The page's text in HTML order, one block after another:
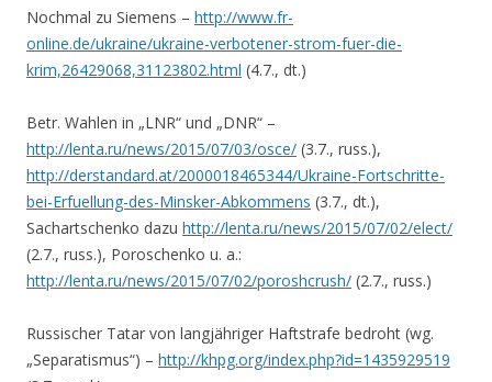
Nochmal zu Siemens – http://www.fr-
online.de/ukraine/ukraine-verbotener-strom-fuer-die-
krim,26429068,31123802.html (4.7., dt.)
Betr. Wahlen in „LNR“ und „DNR“ –
http://lenta.ru/news/2015/07/03/osce/ (3.7., russ.),
http://derstandard.at/2000018465344/Ukraine-Fortschritte-
bei-Erfuellung-des-Minsker-Abkommens (3.7., dt.),
Sachartschenko dazu http://lenta.ru/news/2015/07/02/elect/
(2.7., russ.), Poroschenko u. a.:
http://lenta.ru/news/2015/07/02/poroshcrush/ (2.7., russ.)
Russischer Tatar von langjähriger Haftstrafe bedroht (wg.
„Separatismus“) – http://khpg.org/index.php?id=1435929519